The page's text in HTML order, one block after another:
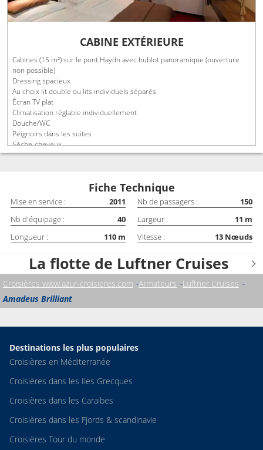
CABINE EXTÉRIEURE
Cabines (15 m²) sur le pont Haydn avec hublot panoramique (ouverture
non possible)
Dressing spacieux
Au choix lit double ou lits individuels séparés
Écran TV plat
Climatisation réglable individuellement
Douche/WC
Peignoirs dans les suites
Sèche-cheveux
Téléphone
Fiche Technique
Mise en service : 2011 Nb de passagers :
150
Nb d'équipage :
40 Largeur : 11 m
Longueur :
110 m Vitesse : 13 Nœuds
La flotte de Luftner Cruises
Croisières www.azur-croisieres.com Armateurs Luftner Cruises
Amadeus Brilliant
Destinations les plus populaires
Croisières en Méditerranée
Croisières dans les Iles Grecques
Croisières dans les Caraibes
Croisières dans les Fjords & scandinavie
Croisières Tour du monde